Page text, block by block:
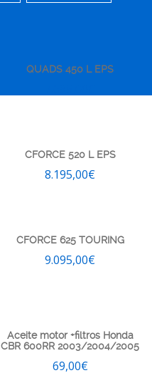
QUADS 450 L EPS
CFORCE 520 L EPS
8.195,00€
CFORCE 625 TOURING
9.095,00€
Aceite motor +filtros Honda
CBR 600RR 2003/2004/2005
69,00€